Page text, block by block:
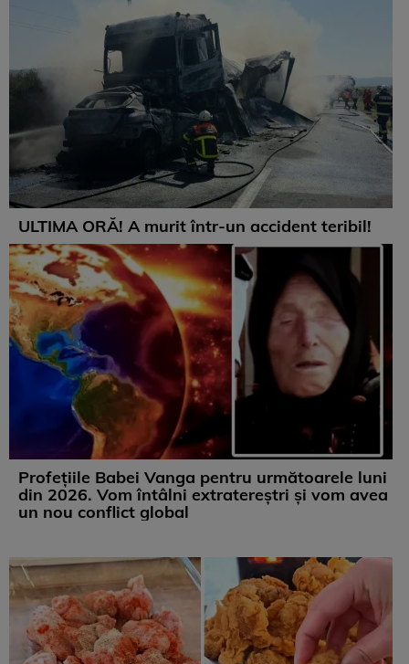
ULTIMA ORĂ! A murit într-un accident teribil!
Profețiile Babei Vanga pentru următoarele luni
din 2026. Vom întâlni extratereștri și vom avea
un nou conflict global